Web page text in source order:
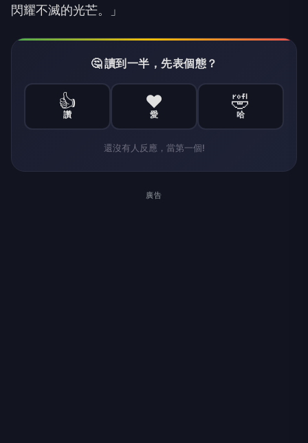
閃耀不滅的光芒。」
🤔 讀到一半，先表個態？
👍
讚
❤️
愛
🤣
哈
還沒有人反應，當第一個!
廣告